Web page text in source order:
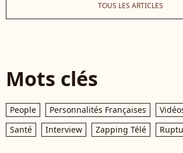
TOUS LES ARTICLES
Mots clés
People Personnalités Françaises
Santé
Interview Zapping Télé